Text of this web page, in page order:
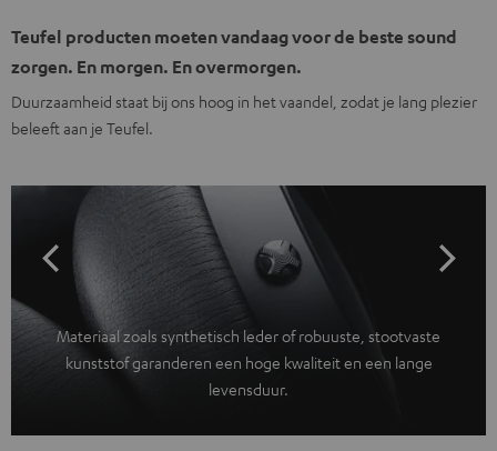
Teufel producten moeten vandaag voor de beste sound
zorgen. En morgen. En overmorgen.
Duurzaamheid staat bij ons hoog in het vaandel, zodat je lang plezier
beleeft aan je Teufel.
Materiaal zoals synthetisch leder of robuuste, stootvaste
kunststof garanderen een hoge kwaliteit en een lange
levensduur.